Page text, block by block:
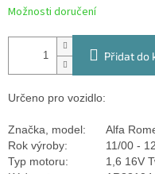
Možnosti doručení
Přidat do
Určeno pro vozidlo:
Značka, model:
Alfa
Rok výroby:
11/00 -
Typ motoru:
1,6 16V